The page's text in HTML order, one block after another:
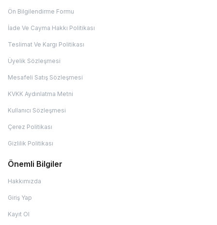
Ön Bilgilendirme Formu
İade Ve Cayma Hakkı Politikası
Teslimat Ve Kargı Politikası
Üyelik Sözleşmesi
Mesafeli Satış Sözleşmesi
KVKK Aydınlatma Metni
Kullanıcı Sözleşmesi
Çerez Politikası
Gizlilik Politikası
Önemli Bilgiler
Hakkımızda
Giriş Yap
Kayıt Ol